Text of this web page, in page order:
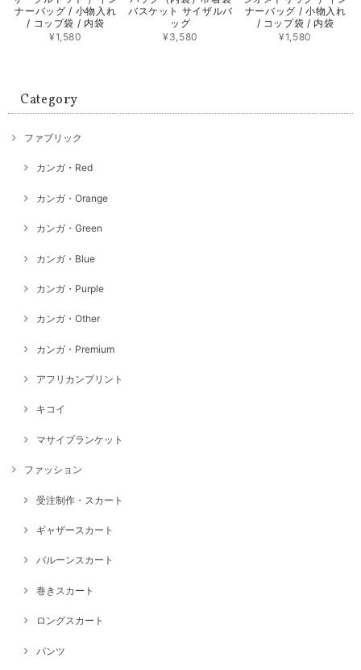
ナーバッグ / 小物入れ
/ コップ袋 / 内袋
¥1,580
バスケット サイザルバ
ッグ
¥3,580
ナーバッグ / 小物入れ
/ コップ袋 / 内袋
¥1,580
Category
ファブリック
カンガ・Red
カンガ・Orange
カンガ・Green
カンガ・Blue
カンガ・Purple
カンガ・Other
カンガ・Premium
アフリカンプリント
キコイ
マサイブランケット
ファッション
受注制作・スカート
ギャザースカート
バルーンスカート
巻きスカート
ロングスカート
パンツ